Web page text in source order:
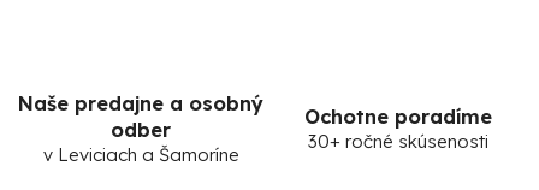
Naše predajne a osobný
odber
v Leviciach a Šamoríne
Ochotne poradíme
30+ ročné skúsenosti